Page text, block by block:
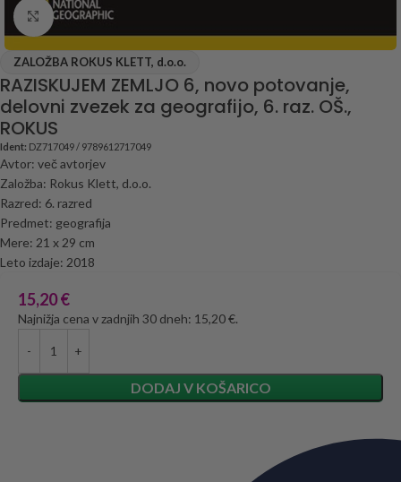
Click to enlarge
ZALOŽBA ROKUS KLETT, d.o.o.
RAZISKUJEM ZEMLJO 6, novo potovanje,
delovni zvezek za geografijo, 6. raz. OŠ.,
ROKUS
Ident: DZ717049 / 9789612717049
Avtor: več avtorjev
Založba: Rokus Klett, d.o.o.
Razred: 6. razred
Predmet: geografija
Mere: 21 x 29 cm
Leto izdaje: 2018
15,20€
Najnižja cena v zadnjih 30 dneh: 15,20 €.
DODAJ V KOŠARICO